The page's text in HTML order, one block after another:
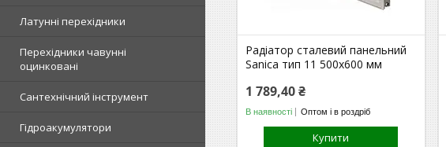
Латунні перехідники
Перехідники чавунні
оцинковані
Сантехнічний інструмент
Гідроакумулятори
Радіатор сталевий панельний
Sanica тип 11 500х600 мм
1 789,40 ₴
В наявності Оптом і в роздріб
Купити